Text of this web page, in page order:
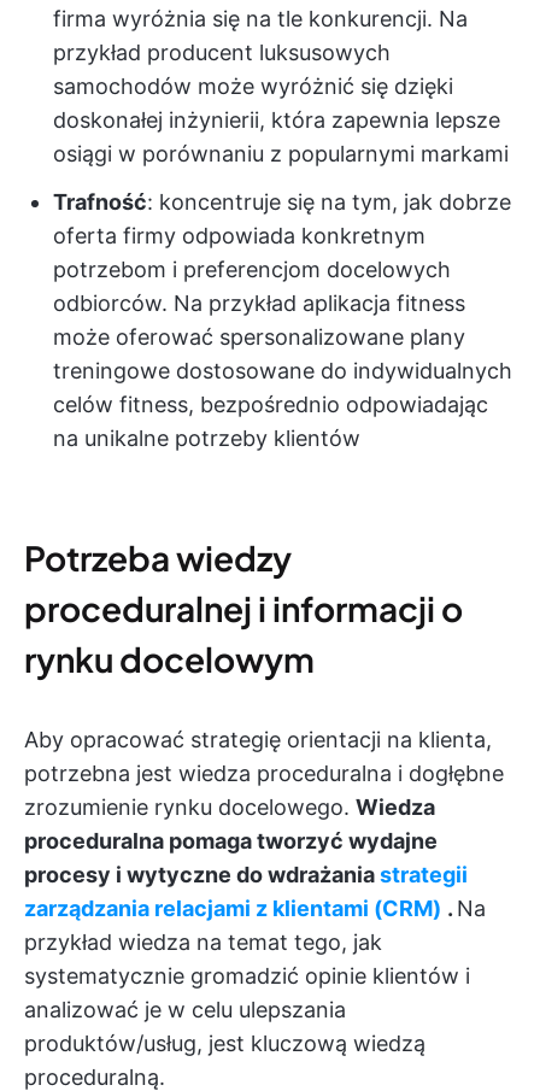
firma wyróżnia się na tle konkurencji. Na
przykład producent luksusowych
samochodów może wyróżnić się dzięki
doskonałej inżynierii, która zapewnia lepsze
osiągi w porównaniu z popularnymi markami
Trafność: koncentruje się na tym, jak dobrze
oferta firmy odpowiada konkretnym
potrzebom i preferencjom docelowych
odbiorców. Na przykład aplikacja fitness
może oferować spersonalizowane plany
treningowe dostosowane do indywidualnych
celów fitness, bezpośrednio odpowiadając
na unikalne potrzeby klientów
Potrzeba wiedzy
proceduralnej i informacji o
rynku docelowym
Aby opracować strategię orientacji na klienta,
potrzebna jest wiedza proceduralna i dogłębne
zrozumienie rynku docelowego. Wiedza
proceduralna pomaga tworzyć wydajne
procesy i wytyczne do wdrażaniastrategii
zarządzania relacjami z klientami (CRM) . Na
przykład wiedza na temat tego, jak
systematycznie gromadzić opinie klientów i
analizować je w celu ulepszania
produktów/usług, jest kluczową wiedzą
proceduralną.